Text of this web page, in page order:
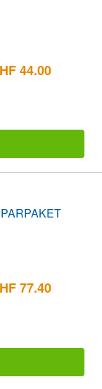
44.00
77.40